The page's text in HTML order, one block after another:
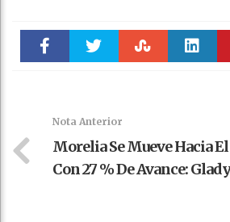
Nota Anterior
Morelia Se Mueve Hacia
Con 27 % De Avance: